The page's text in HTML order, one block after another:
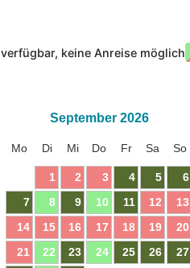
verfügbar, keine Anreise möglich
September 2026
Mo Di Mi Do Fr Sa So
1 2 3 4 5
6
7
8 9 10 11 12
13
14
15 16 17 18 19
20
21
22 23 24 25 26
27